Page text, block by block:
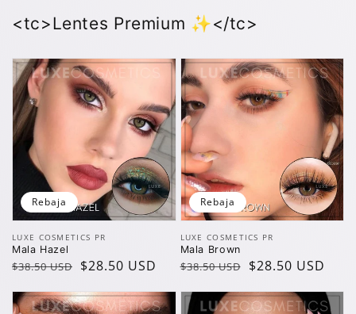
<tc>Lentes Premium ✨</tc>
Vendedor:
LUXE COSMETICS PR
Mala Hazel
Precio
$38.50 USD
Precio
oferta
$28.50 USD
Rebaja
Vendedor:
LUXE COSMETICS PR
Mala Brown
Precio
$38.50 USD
Precio
oferta
$28.50 USD
Rebaja